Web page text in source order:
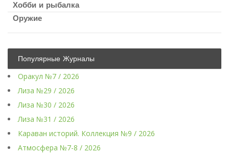
Хобби и рыбалка
Оружие
Популярные Журналы
Оракул №7 / 2026
Лиза №29 / 2026
Лиза №30 / 2026
Лиза №31 / 2026
Караван историй. Коллекция №9 / 2026
Атмосфера №7-8 / 2026